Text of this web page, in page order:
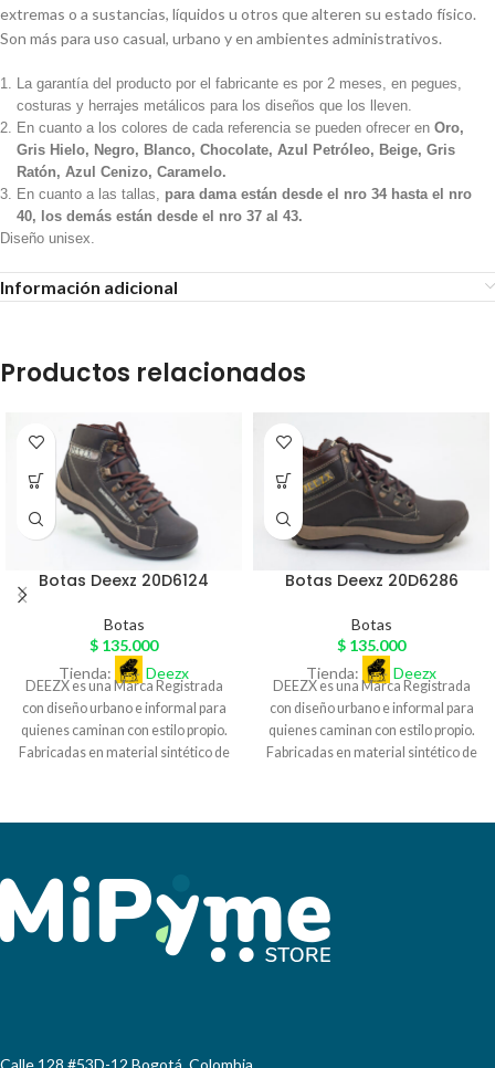
extremas o a sustancias, líquidos u otros que alteren su estado físico.
Son más para uso casual, urbano y en ambientes administrativos.
La garantía del producto por el fabricante es por 2 meses, en pegues,
costuras y herrajes metálicos para los diseños que los lleven.
En cuanto a los colores de cada referencia se pueden ofrecer en Oro,
Gris Hielo, Negro, Blanco, Chocolate, Azul Petróleo, Beige, Gris
Ratón, Azul Cenizo, Caramelo.
En cuanto a las tallas, para dama están desde el nro 34 hasta el nro
40, los demás están desde el nro 37 al 43.
Diseño unisex.
Información adicional
Productos relacionados
Botas Deexz 20D6124
Botas
$ 135.000
Tienda:
Deezx
DEEZX es una Marca Registrada
con diseño urbano e informal para
quienes caminan con estilo propio.
Fabricadas en material sintético de
detalles únicos y acabados
Cada par DEEZX es más que
calzado: es una declaración de
actitud. Perfectas para quienes
buscan diferenciarse, nuestras
envíos a nivel nacional.
Botas Deexz 20D6286
Botas
$ 135.000
Tienda:
Deezx
DEEZX es una Marca Registrada
con diseño urbano e informal para
quienes caminan con estilo propio.
Fabricadas en material sintético de
detalles únicos y acabados
calzado: es una declaración de
actitud. Perfectas para quienes
buscan diferenciarse, nuestras
Calle 128 #53D-12 Bogotá, Colombia